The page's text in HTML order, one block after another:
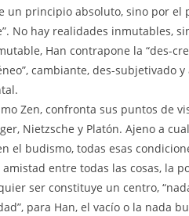
un principio absoluto, sino por el
No hay realidades inmutables,
Han contrapone la “des-
cambiante, des-subjetivado
Zen, confronta sus puntos de
Nietzsche y Platón. Ajeno a
el budismo, todas esas
entre todas las cosas, la
ser constituye un centro,
para Han, el vacío o la nada